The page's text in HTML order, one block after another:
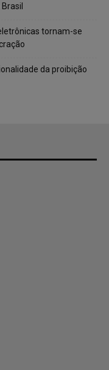
tornam-se
da proibição